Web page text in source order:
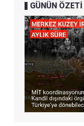
GÜNÜN ÖZETİ